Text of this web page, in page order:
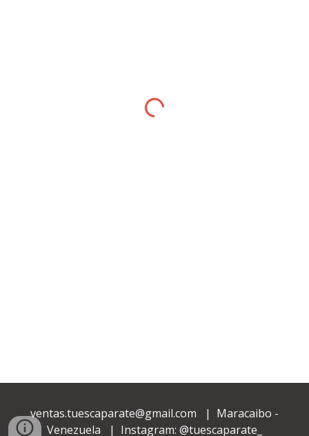
ventas.tuescaparate@gmail.com | Maracaibo -
Venezuela | Instagram: @tuescaparate_